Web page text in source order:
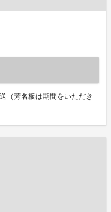
（芳名板は期間をいただき